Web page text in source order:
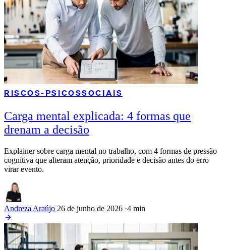
RISCOS-PSICOSSOCIAIS
Carga mental explicada: 4 formas que
drenam a decisão
Explainer sobre carga mental no trabalho, com 4 formas de pressão
cognitiva que alteram atenção, prioridade e decisão antes do erro
virar evento.
Andreza Araújo 26 de junho de 2026 ·4 min